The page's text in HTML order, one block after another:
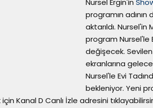
Nursel Ergin'in
programın
aktarıldı. Nursel'in
program Nursel'le
değişecek.
ekranlarına
Nursel'le Evi
bekleniyor. Yeni
için Kanal D Canlı İzle adresini